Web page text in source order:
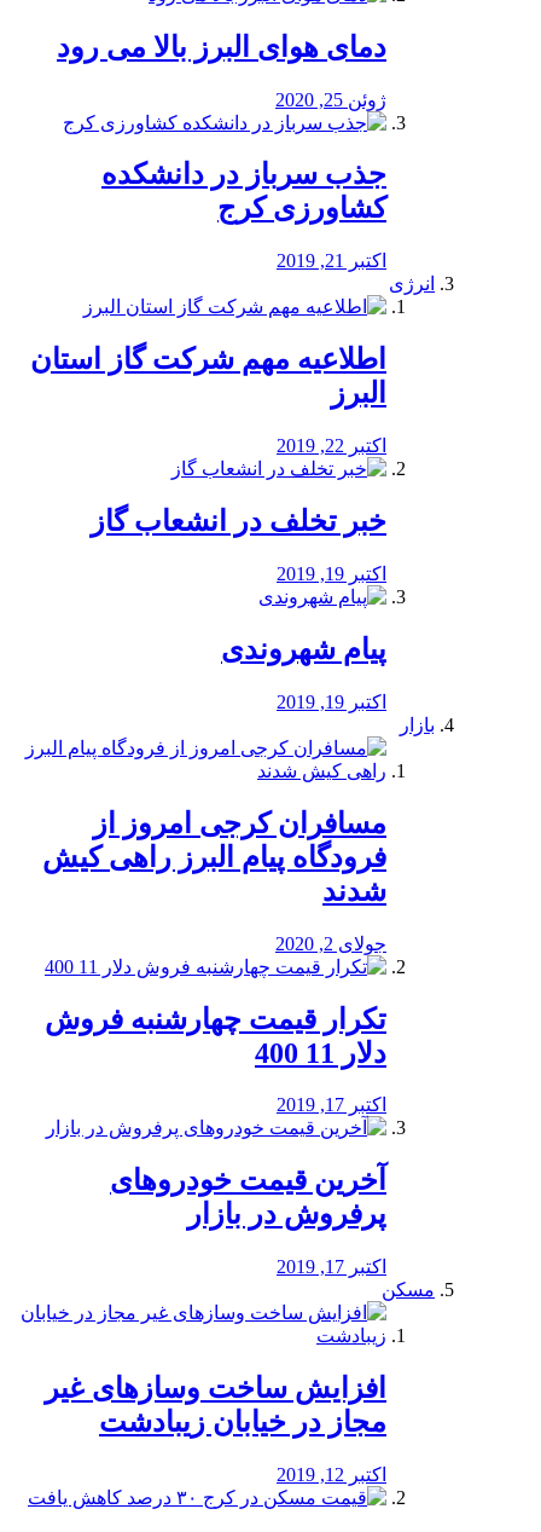
دمای هوای البرز بالا می رود
ژوئن 25, 2020
جذب سرباز در دانشکده
کشاورزی کرج
اکتبر 21, 2019
انرژی
️اطلاعیه مهم شرکت گاز استان
البرز
اکتبر 22, 2019
خبر تخلف در انشعاب گاز
اکتبر 19, 2019
پیام شهروندی
اکتبر 19, 2019
بازار
مسافران کرجی امروز از
فرودگاه پیام البرز راهی کیش
شدند
جولای 2, 2020
تکرار قیمت چهارشنبه فروش
دلار 11 400
اکتبر 17, 2019
آخرین قیمت خودرو‌های
پرفروش در بازار
اکتبر 17, 2019
مسکن
افزایش ساخت وسازهای غیر
مجاز در خیابان زیبادشت
اکتبر 12, 2019